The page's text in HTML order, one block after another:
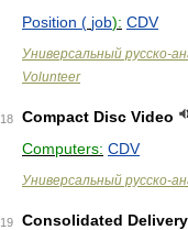
Position ( job): CDV
Универсальный русско-
Volunteer
18
Compact Disc Video
Computers: CDV
Универсальный русско-
19
Consolidated